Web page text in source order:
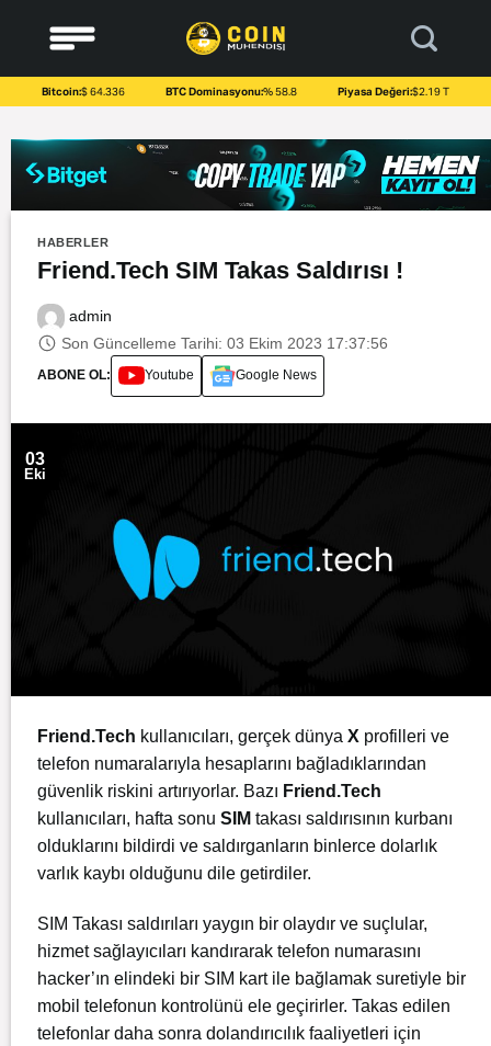
content
Bitcoin:$ 64.336 BTC Dominasyonu:% 58.8 Piyasa Değeri:$2.19 T
HABERLER
Friend.Tech SIM Takas Saldırısı !
admin
Son Güncelleme Tarihi: 03 Ekim 2023 17:37:56
ABONE OL: Youtube Google News
03
Eki
Friend.Tech kullanıcıları, gerçek dünya X profilleri ve
telefon numaralarıyla hesaplarını bağladıklarından
güvenlik riskini artırıyorlar. Bazı Friend.Tech
kullanıcıları, hafta sonu SIM takası saldırısının kurbanı
olduklarını bildirdi ve saldırganların binlerce dolarlık
varlık kaybı olduğunu dile getirdiler.
SIM Takası saldırıları yaygın bir olaydır ve suçlular,
hizmet sağlayıcıları kandırarak telefon numarasını
hacker’ın elindeki bir SIM kart ile bağlamak suretiyle bir
mobil telefonun kontrolünü ele geçirirler. Takas edilen
telefonlar daha sonra dolandırıcılık faaliyetleri için